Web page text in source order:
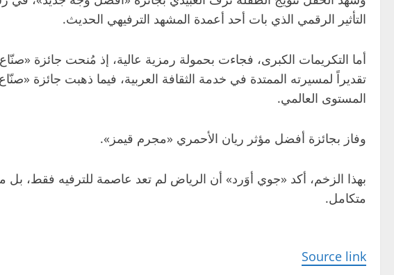
التأثير الرقمي الذي بات أحد أعمدة المشهد الترفيهي الحديث.
أما التكريمات الكبرى، فجاءت بحمولة رمزية عالية، إذ مُنحت جائزة
تقديراً لمسيرته الممتدة في خدمة الثقافة العربية، فيما ذهبت جائزة
المستوى العالمي.
وفاز بجائزة أفضل مؤثر ريان الأحمري «مجرم قيمز».
بهذا الزخم، أكد «جوي أوَرد» أن الرياض لم تعد عاصمة للترفيه فقط، بل
متكامل.
Source link